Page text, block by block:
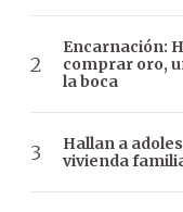
Encarnación:
comprar oro,
la boca
Hallan a
vivienda